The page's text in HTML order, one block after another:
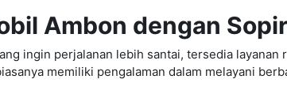
Ambon dengan
ingin perjalanan lebih santai, tersedia layanan
memiliki pengalaman dalam melayani